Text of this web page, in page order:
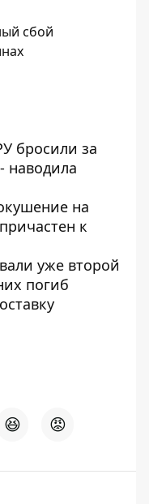
сбой
бросили за
наводила
на
к
уже второй
погиб
😆 😡